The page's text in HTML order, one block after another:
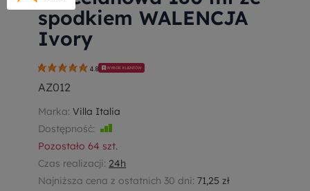
spodkiem WALENCJA
Ivory
4.8 WYBÓR KLIENTÓW
AZ012
Marka: Villa Italia
Dostępność:
Pozostało 64 szt.
Czas realizacji: 24h
Najniższa cena z ostatnich 30 dni: 71,25 zł